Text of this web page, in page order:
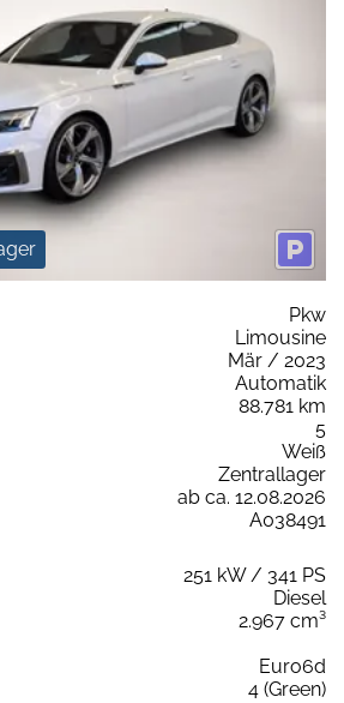
Pkw
Limousine
Mär / 2023
Automatik
88.781 km
5
Weiß
Zentrallager
ab ca. 12.08.2026
A038491
251 kW / 341 PS
Diesel
2.967 cm³
Euro6d
4 (Green)